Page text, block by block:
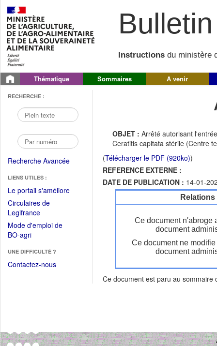
Instructions du ministère
Thématique Sommaires A venir
RECHERCHE :
Recherche Avancée
LIENS UTILES :
Le portail s'améliore(Fichier
Circulaires de
Legifrance(Ouvrir
dans
une
fenêtre)
Mode d'emploi de
BO-agri(Ouvrir
une
nouvelle
UNE DIFFICULTÉ ?
Contactez-nous
OBJET : Arrêté autorisant
Ceratitis capitata stérile (Centre
(Télécharger le PDF (920ko))
REFERENCE EXTERNE :
DATE DE PUBLICATION : 14-01-
Ce document n'abroge
document
Ce document ne
document
Ce document est paru au sommaire